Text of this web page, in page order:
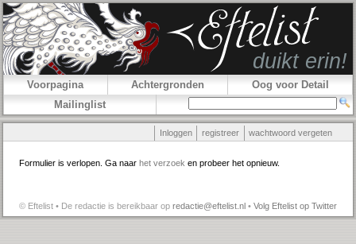
Voorpagina Achtergronden
Oog voor Detail
Mailinglist
Inloggen registreer wachtwoord vergeten
Formulier is verlopen. Ga naar het verzoek en probeer het opnieuw.
© Eftelist • De redactie is bereikbaar op redactie@eftelist.nl • Volg Eftelist op Twitter